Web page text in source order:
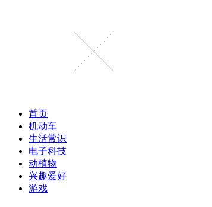
首页
机动车
生活常识
电子科技
动植物
兴趣爱好
游戏